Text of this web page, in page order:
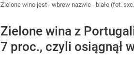
Zielone wino jest - wbrew nazwie - białe (fot.
Zielone wina z
7 proc., czyli osiągnął